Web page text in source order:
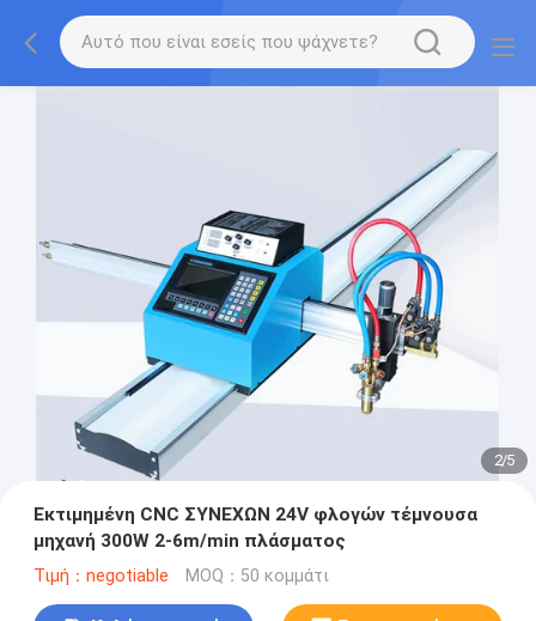
2/5
Εκτιμημένη CNC ΣΥΝΕΧΩΝ 24V φλογών τέμνουσα
μηχανή 300W 2-6m/min πλάσματος
Τιμή：negotiable MOQ：50 κομμάτι